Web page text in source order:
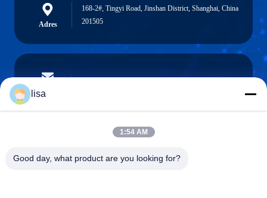
Adres
168-2#, Tingyi Road, Jinshan District, Shanghai, China
201505
E-mail
Telefoon
lisa
1:54 AM
Good day, what product are you looking for?